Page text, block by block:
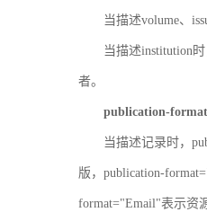
当描述volume、
当描述institution
者。
publication-format
当描述记录时，
版，publication-
format="Email"表示资